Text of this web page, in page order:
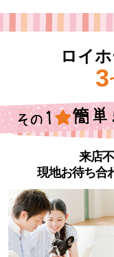
ロイ
3
来店
現地お待ち合